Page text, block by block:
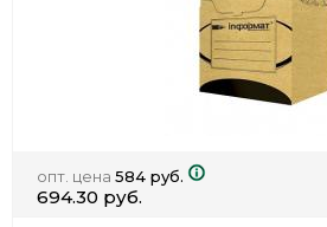
опт. цена 584 руб.
694.30 руб.